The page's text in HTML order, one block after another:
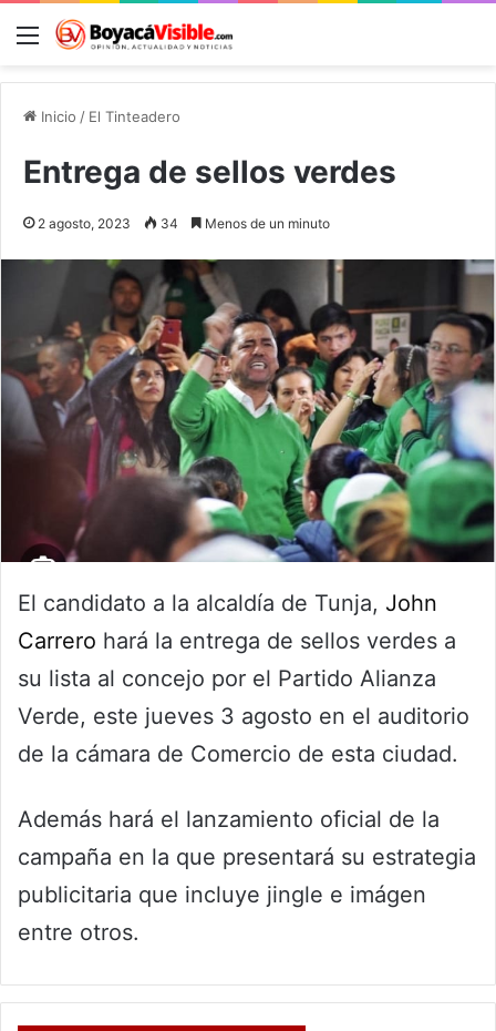
Menú
Inicio / El Tinteadero
Entrega de sellos verdes
2 agosto, 2023 34 Menos de un minuto
El candidato a la alcaldía de Tunja, John
Carrero hará la entrega de sellos verdes a
su lista al concejo por el Partido Alianza
Verde, este jueves 3 agosto en el auditorio
de la cámara de Comercio de esta ciudad.
Además hará el lanzamiento oficial de la
campaña en la que presentará su estrategia
publicitaria que incluye jingle e imágen
entre otros.